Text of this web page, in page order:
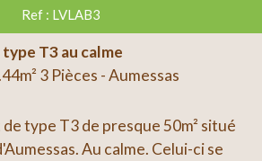
Ref : LVLAB3
T3 au calme
3 Pièces - Aumessas
type T3 de presque 50m² situé
Au calme. Celui-ci se